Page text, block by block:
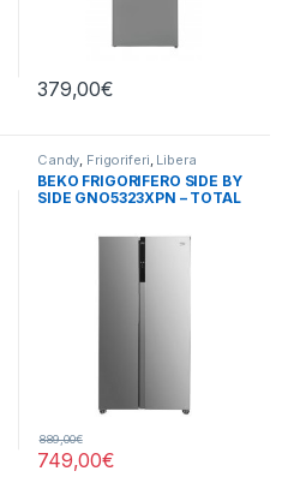
379,00€
Candy Frigoriferi Libera
Installazione, Side by Side 4
Porte
BEKO FRIGORIFERO SIDE BY
SIDE GNO5323XPN – TOTAL
749,00€
889,00€